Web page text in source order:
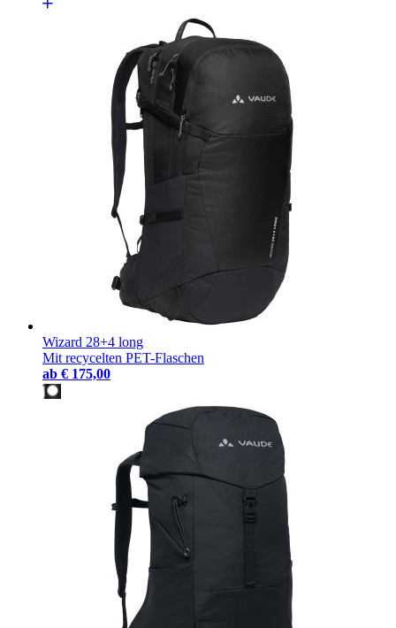
Wizard 28+4 long
Mit recycelten PET-Flaschen
ab € 175,00